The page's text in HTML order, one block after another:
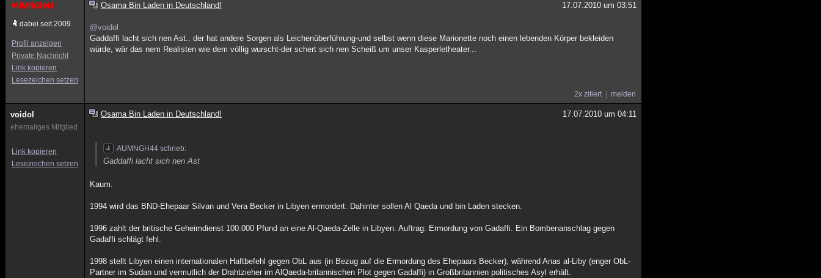
AUMNGH44
dabei seit 2009
Profil anzeigen
Private Nachricht
Link kopieren
Lesezeichen setzen
Osama Bin Laden in Deutschland! 17.07.2010 um 03:51
@voidol
Gaddaffi lacht sich nen Ast.. der hat andere Sorgen als Leichenüberführung-und selbst wenn diese Marionette noch einen lebenden Körper bekleiden
würde, wär das nem Realisten wie dem völlig wurscht-der schert sich nen Scheiß um unser Kasperletheater...
2x zitiert melden
voidol
ehemaliges Mitglied
Link kopieren
Lesezeichen setzen
Osama Bin Laden in Deutschland! 17.07.2010 um 04:11
AUMNGH44 schrieb:
Gaddaffi lacht sich nen Ast
Kaum.
1994 wird das BND-Ehepaar Silvan und Vera Becker in Libyen ermordert. Dahinter sollen Al Qaeda und bin Laden stecken.
1996 zahlt der britische Geheimdienst 100.000 Pfund an eine Al-Qaeda-Zelle in Libyen. Auftrag: Ermordung von Gadaffi. Ein Bombenanschlag gegen
Gadaffi schlägt fehl.
1998 stellt Libyen einen internationalen Haftbefehl gegen ObL aus (in Bezug auf die Ermordung des Ehepaars Becker), während Anas al-Liby (enger ObL-
Partner im Sudan und vermutlich der Drahtzieher im AlQaeda-britannischen Plot gegen Gadaffi) in Großbritannien politisches Asyl erhält.